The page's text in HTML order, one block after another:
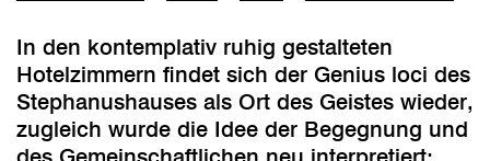
In den kontemplativ ruhig gestalteten
Hotelzimmern findet sich der Genius loci des
Stephanushauses als Ort des Geistes wieder,
zugleich wurde die Idee der Begegnung und